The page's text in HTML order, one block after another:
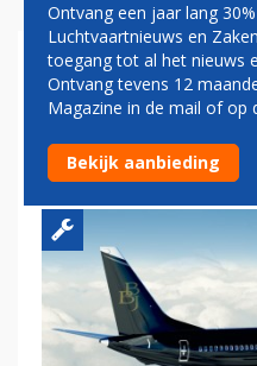
VLOGEN
MILJOEN
Ontvang een jaar lang
Luchtvaartnieuws en
toegang tot al het nieuws
Ontvang tevens 12
Magazine in de mail of op
Bekijk aanbieding